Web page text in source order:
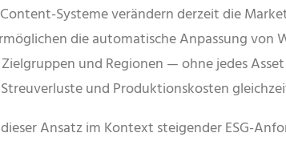
Systeme verändern derzeit die
die automatische Anpassung von
und Regionen — ohne jedes
und Produktionskosten
Ansatz im Kontext steigender ESG-